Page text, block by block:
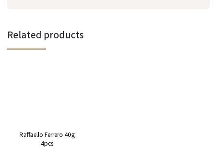
Related products
Raffaello Ferrero 40g
4pcs